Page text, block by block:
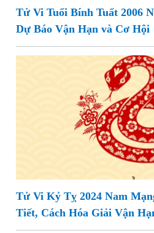
Tử Vi Tuổi Bính Tuất 2006
Dự Báo Vận Hạn và Cơ Hội
Tử Vi Kỷ Tỵ 2024 Nam
Tiết, Cách Hóa Giải Vận